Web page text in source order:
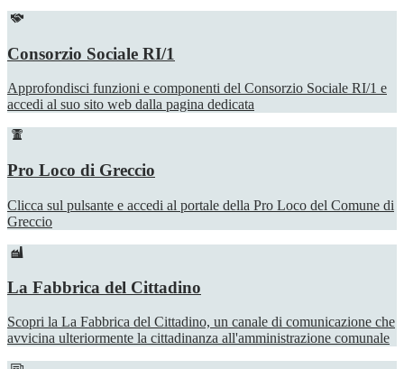
Consorzio Sociale RI/1
Approfondisci funzioni e componenti del Consorzio Sociale RI/1 e
accedi al suo sito web dalla pagina dedicata
Pro Loco di Greccio
Clicca sul pulsante e accedi al portale della Pro Loco del Comune di
Greccio
La Fabbrica del Cittadino
Scopri la La Fabbrica del Cittadino, un canale di comunicazione che
avvicina ulteriormente la cittadinanza all'amministrazione comunale